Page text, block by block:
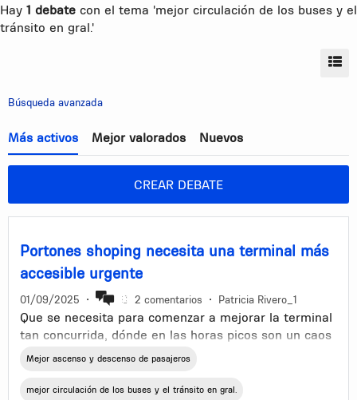
Hay 1 debate con el tema 'mejor circulación de los buses y el
tránsito en gral.'
Búsqueda avanzada
Más activos Mejor valorados Nuevos
CREAR DEBATE
Portones shoping necesita una terminal más
accesible urgente
01/09/2025 • 2 comentarios • Patricia Rivero_1
Que se necesita para comenzar a mejorar la terminal
tan concurrida, dónde en las horas picos son un caos
por dónde se lo mire
Mejor ascenso y descenso de pasajeros
mejor circulación de los buses y el tránsito en gral.